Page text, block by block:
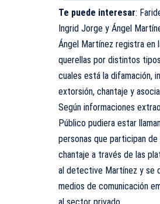
Te puede interesar:
Ingrid Jorge y Ángel
Ángel Martínez registra en
querellas por distintos
cuales está la difamación,
extorsión, chantaje y
Según informaciones
Público pudiera estar
personas que participan
chantaje a través de las
al detective Martínez y se
medios de comunicación